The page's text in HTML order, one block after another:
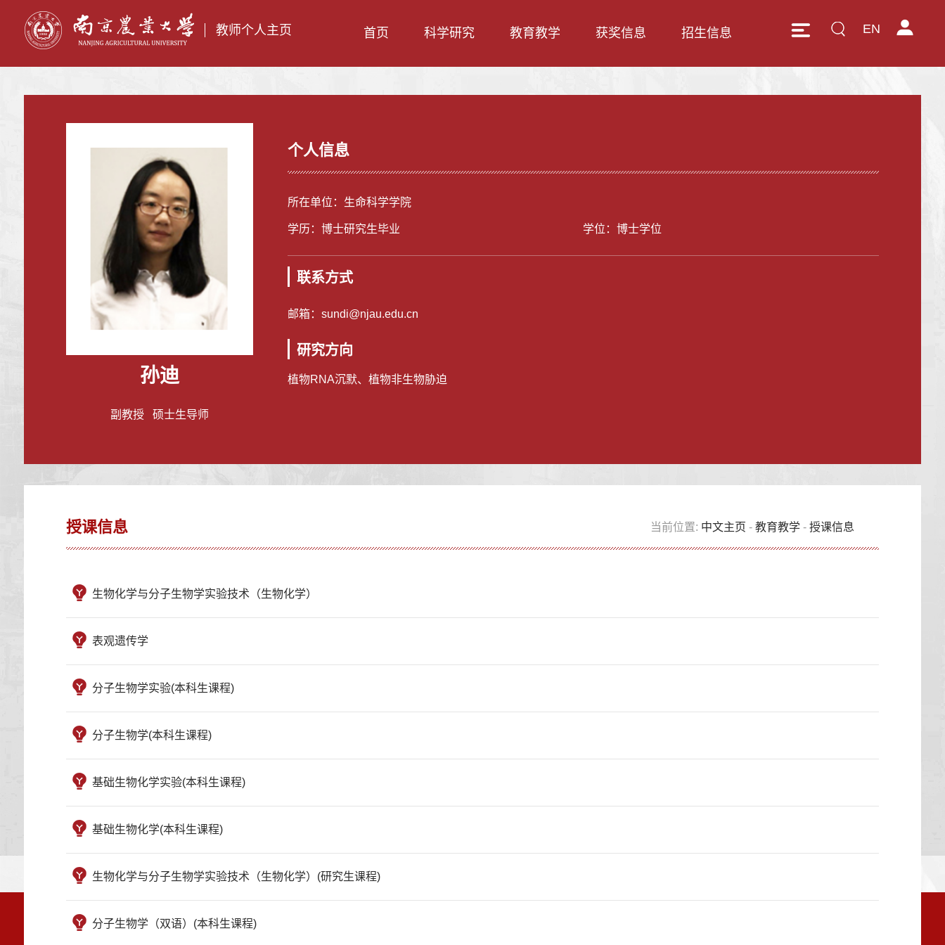
教师个人主页 EN
首页 科学研究 教育教学 获奖信息 招生信息
孙迪
副教授 硕士生导师
个人信息
所在单位：生命科学学院
学历：博士研究生毕业 学位：博士学位
联系方式
邮箱： sundi@njau.edu.cn
研究方向
植物RNA沉默、植物非生物胁迫
授课信息 当前位置: 中文主页 -教育教学 -授课信息
生物化学与分子生物学实验技术（生物化学）
表观遗传学
分子生物学实验(本科生课程)
分子生物学(本科生课程)
基础生物化学实验(本科生课程)
基础生物化学(本科生课程)
生物化学与分子生物学实验技术（生物化学）(研究生课程)
分子生物学（双语）(本科生课程)